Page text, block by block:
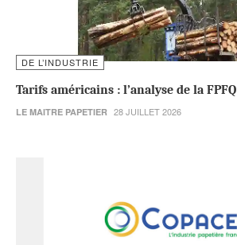
DE L’INDUSTRIE
Tarifs américains : l’analyse de la FPFQ
LE MAITRE PAPETIER 28 JUILLET 2026